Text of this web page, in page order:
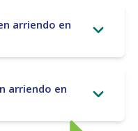
arriendo en
arriendo en